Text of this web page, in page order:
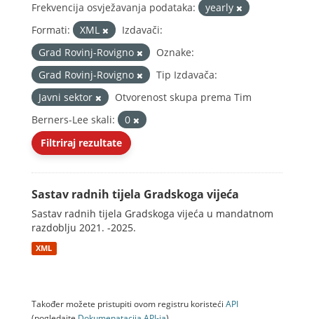
Frekvencija osvježavanja podataka:
yearly
Formati:
XML
Izdavači:
Grad Rovinj-Rovigno
Oznake:
Grad Rovinj-Rovigno
Tip Izdavača:
Javni sektor
Otvorenost skupa prema Tim
Berners-Lee skali:
0
Filtriraj rezultate
Sastav radnih tijela Gradskoga vijeća
Sastav radnih tijela Gradskoga vijeća u mandatnom
razdoblju 2021. -2025.
XML
Također možete pristupiti ovom registru koristeći API